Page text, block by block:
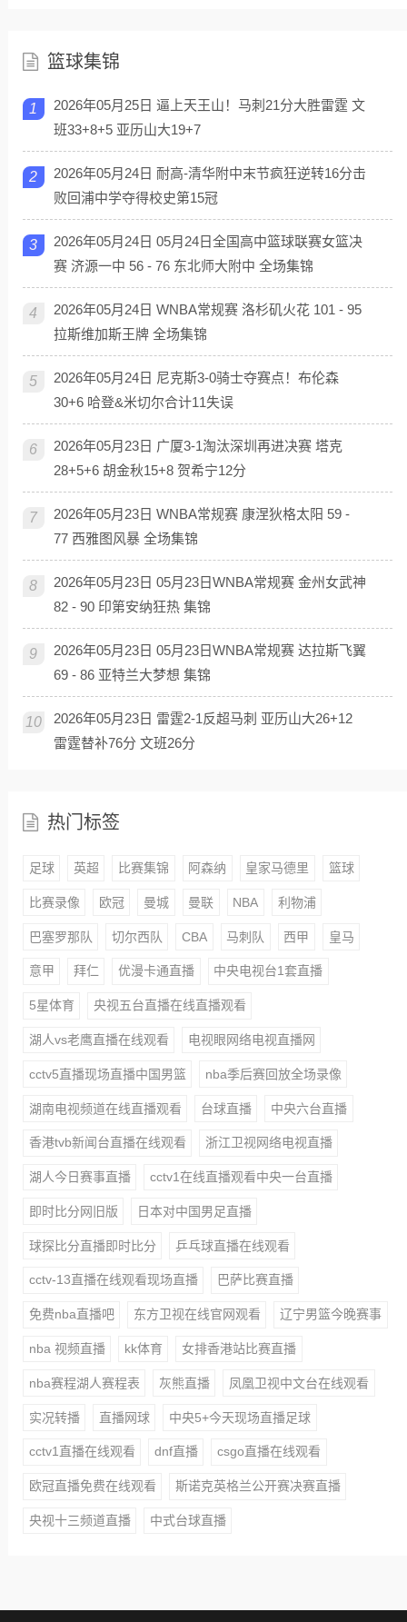
篮球集锦
1
2026年05月25日 逼上天王山！马刺21分大胜雷霆 文
班33+8+5 亚历山大19+7
2
2026年05月24日 耐高-清华附中末节疯狂逆转16分击
败回浦中学夺得校史第15冠
3
2026年05月24日 05月24日全国高中篮球联赛女篮决
赛 济源一中 56 - 76 东北师大附中 全场集锦
4
2026年05月24日 WNBA常规赛 洛杉矶火花 101 - 95
拉斯维加斯王牌 全场集锦
5
2026年05月24日 尼克斯3-0骑士夺赛点！布伦森
30+6 哈登&米切尔合计11失误
6
2026年05月23日 广厦3-1淘汰深圳再进决赛 塔克
28+5+6 胡金秋15+8 贺希宁12分
7
2026年05月23日 WNBA常规赛 康涅狄格太阳 59 -
77 西雅图风暴 全场集锦
8
2026年05月23日 05月23日WNBA常规赛 金州女武神
82 - 90 印第安纳狂热 集锦
9
2026年05月23日 05月23日WNBA常规赛 达拉斯飞翼
69 - 86 亚特兰大梦想 集锦
10
2026年05月23日 雷霆2-1反超马刺 亚历山大26+12
雷霆替补76分 文班26分
热门标签
足球 英超 比赛集锦 阿森纳 皇家马德里 篮球
比赛录像 欧冠 曼城 曼联 NBA 利物浦
巴塞罗那队 切尔西队 CBA 马刺队 西甲 皇马
意甲 拜仁 优漫卡通直播 中央电视台1套直播
5星体育 央视五台直播在线直播观看
湖人vs老鹰直播在线观看 电视眼网络电视直播网
cctv5直播现场直播中国男篮 nba季后赛回放全场录像
湖南电视频道在线直播观看 台球直播 中央六台直播
香港tvb新闻台直播在线观看 浙江卫视网络电视直播
湖人今日赛事直播 cctv1在线直播观看中央一台直播
即时比分网旧版 日本对中国男足直播
球探比分直播即时比分 乒乓球直播在线观看
cctv-13直播在线观看现场直播 巴萨比赛直播
免费nba直播吧 东方卫视在线官网观看 辽宁男篮今晚赛事
nba 视频直播 kk体育 女排香港站比赛直播
nba赛程湖人赛程表 灰熊直播 凤凰卫视中文台在线观看
实况转播 直播网球 中央5+今天现场直播足球
cctv1直播在线观看 dnf直播 csgo直播在线观看
欧冠直播免费在线观看 斯诺克英格兰公开赛决赛直播
央视十三频道直播 中式台球直播